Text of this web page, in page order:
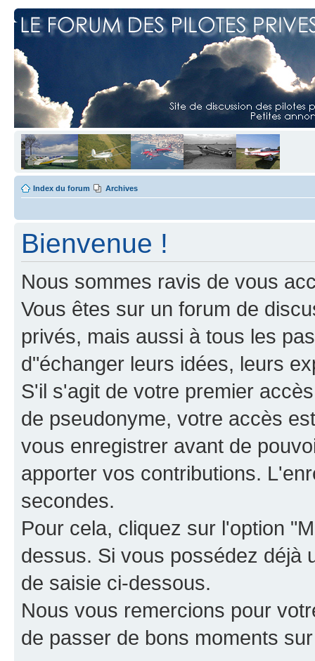
Index du forum Archives
Bienvenue !
Nous sommes ravis de vous
Vous êtes sur un forum de
privés, mais aussi à tous les
d"échanger leurs idées, leurs
S'il s'agit de votre premier
de pseudonyme, votre accès
vous enregistrer avant de
apporter vos contributions.
secondes.
Pour cela, cliquez sur l'option
dessus. Si vous possédez déjà
de saisie ci-dessous.
Nous vous remercions pour
de passer de bons moments